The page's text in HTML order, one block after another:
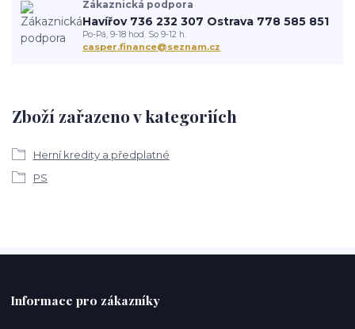
Zboží zařazeno v kategoriích
Herní kredity a předplatné
PS
Zákaznická podpora
Havířov 736 232 307 Ostrava 778 585 851
Po-Pá, 9-18 hod. So 9-12 h.
casper.finance@seznam.cz
Informace pro zákazníky